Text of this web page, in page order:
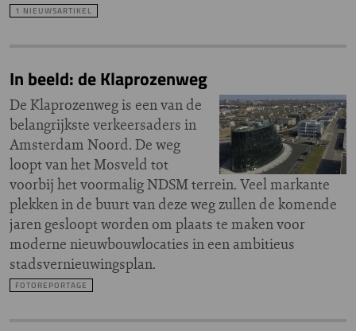
1 NIEUWSARTIKEL
In beeld: de Klaprozenweg
De Klaprozenweg is een van de
belangrijkste verkeersaders in
Amsterdam Noord. De weg
loopt van het Mosveld tot
voorbij het voormalig NDSM terrein. Veel markante
plekken in de buurt van deze weg zullen de komende
jaren gesloopt worden om plaats te maken voor
moderne nieuwbouwlocaties in een ambitieus
stadsvernieuwingsplan.
FOTOREPORTAGE